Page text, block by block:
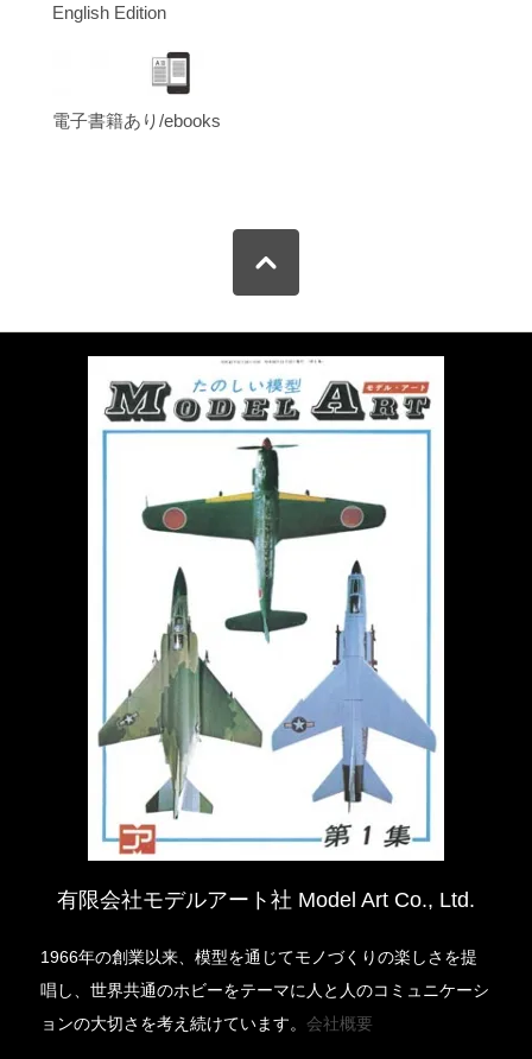
English Edition
電子書籍あり/ebooks
有限会社モデルアート社 Model Art Co., Ltd.
1966年の創業以来、模型を通じてモノづくりの楽しさを提
唱し、世界共通のホビーをテーマに人と人のコミュニケーシ
ョンの大切さを考え続けています。会社概要